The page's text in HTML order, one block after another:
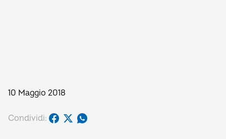
10 Maggio 2018
Condividi: